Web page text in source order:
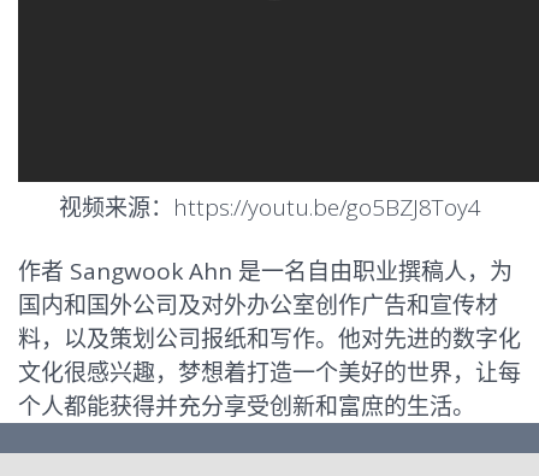
视频来源：https://youtu.be/go5BZJ8Toy4
作者 Sangwook Ahn 是一名自由职业撰稿人，为
国内和国外公司及对外办公室创作广告和宣传材
料，以及策划公司报纸和写作。他对先进的数字化
文化很感兴趣，梦想着打造一个美好的世界，让每
个人都能获得并充分享受创新和富庶的生活。